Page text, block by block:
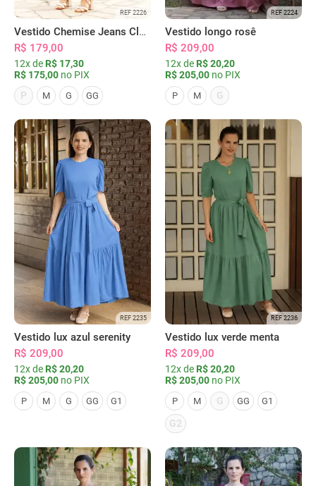
REF 2226
Vestido Chemise Jeans Clássica Serena
R$ 179,00
12x de R$ 17,30
R$ 175,00 no PIX
P
M G GG
REF 2224
Vestido longo rosê
R$ 209,00
12x de R$ 20,20
R$ 205,00 no PIX
P M G
REF 2235
Vestido lux azul serenity
R$ 209,00
12x de R$ 20,20
R$ 205,00 no PIX
P M G GG G1
REF 2236
Vestido lux verde menta
R$ 209,00
12x de R$ 20,20
R$ 205,00 no PIX
P M G GG G1
G2